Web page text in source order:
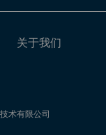
关于我们
术有限公司